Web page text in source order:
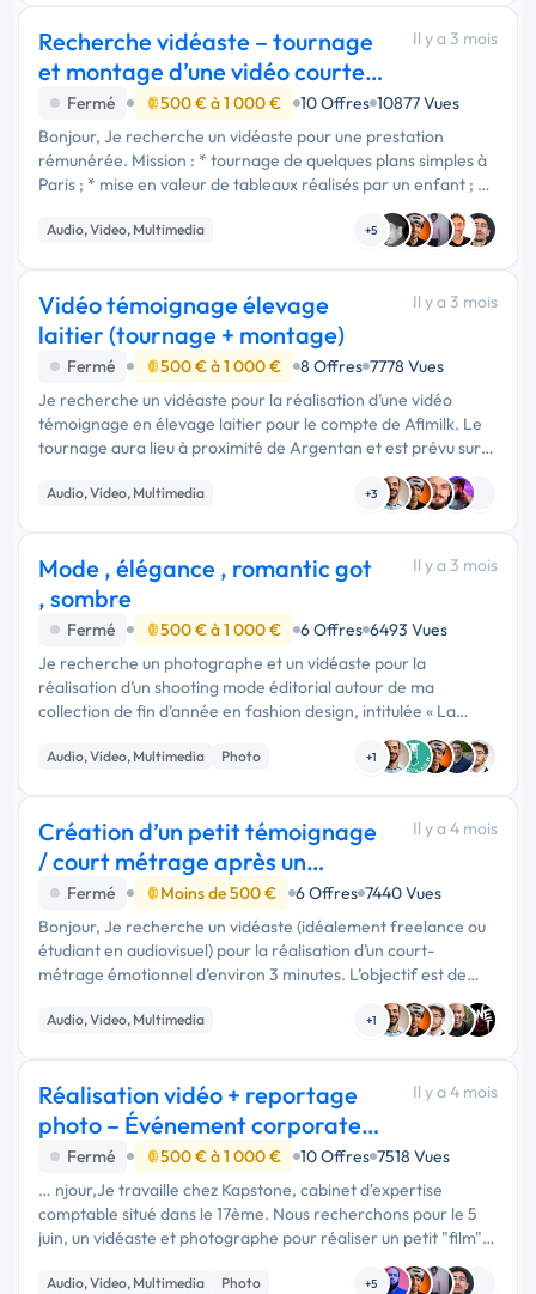
Recherche vidéaste – tournage
et montage d’une vidéo courte
rémunérée
Il y a 3 mois
Fermé 500 € à 1 000 € 10 Offres 10877 Vues
Bonjour, Je recherche un vidéaste pour une prestation
rémunérée. Mission : * tournage de quelques plans simples à
Paris ; * mise en valeur de tableaux réalisés par un enfant ; *
Audio, Video, Multimedia +5
Vidéo témoignage élevage
laitier (tournage + montage)
Il y a 3 mois
Fermé 500 € à 1 000 € 8 Offres 7778 Vues
Je recherche un vidéaste pour la réalisation d’une vidéo
témoignage en élevage laitier pour le compte de Afimilk. Le
tournage aura lieu à proximité de Argentan et est prévu sur
Audio, Video, Multimedia +3
Mode , élégance , romantic got
, sombre
Il y a 3 mois
Fermé 500 € à 1 000 € 6 Offres 6493 Vues
Je recherche un photographe et un vidéaste pour la
réalisation d’un shooting mode éditorial autour de ma
collection de fin d’année en fashion design, intitulée « La
beauté sous tension ». Le projet prendra la forme d’une …
Audio, Video, Multimedia Photo +1
Création d’un petit témoignage
/ court métrage après un
cancer
Il y a 4 mois
Fermé Moins de 500 € 6 Offres 7440 Vues
Bonjour, Je recherche un vidéaste (idéalement freelance ou
étudiant en audiovisuel) pour la réalisation d’un court-
métrage émotionnel d’environ 3 minutes. L’objectif est de
créer une vidéo inspirante et authentique autour du
témoignage de mon …
Audio, Video, Multimedia +1
Réalisation vidéo + reportage
photo – Événement corporate
(Kapstone)
Il y a 4 mois
Fermé 500 € à 1 000 € 10 Offres 7518 Vues
… njour,Je travaille chez Kapstone, cabinet d'expertise
comptable situé dans le 17ème. Nous recherchons pour le 5
juin, un vidéaste et photographe pour réaliser un petit "film"
de l'entreprise, ainsi que des photographies, et …
Audio, Video, Multimedia Photo +5